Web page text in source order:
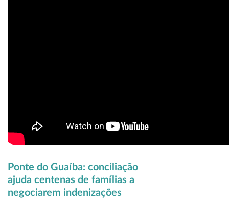
Ponte do Guaíba: conciliação
ajuda centenas de famílias a
negociarem indenizações